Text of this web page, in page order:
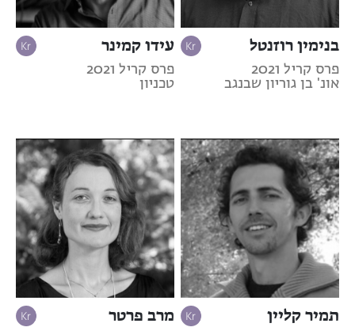
בנימין רוזנטל
פרס קריל 2021
אונ' בן גוריון שבנגב
עידו קמינר
פרס קריל 2021
טכניון
תמיר קליין מרב פרטר